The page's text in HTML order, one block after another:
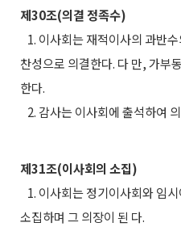
제30조(의결 정족수)
1. 이사회는 재적이사의 과반
찬성으로 의결한다. 다 만, 가부
한다.
2. 감사는 이사회에 출석하여
제31조(이사회의 소집)
1. 이사회는 정기이사회와 임
소집하며 그 의장이 된 다.